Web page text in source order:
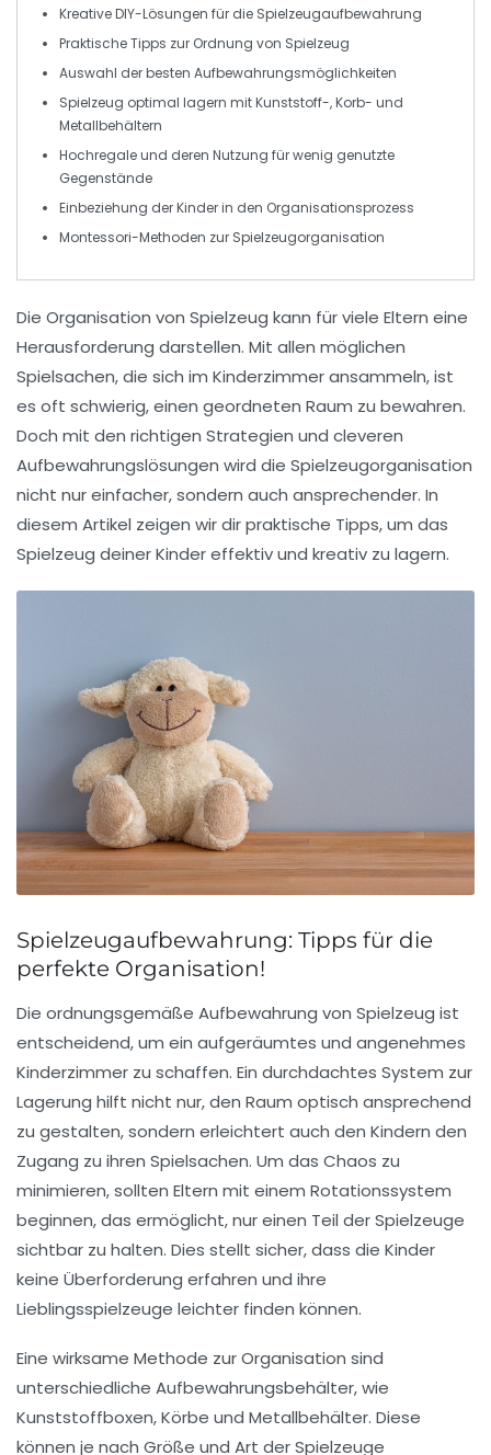
KreativeDIY-Lösungen für die Spielzeugaufbewahrung
Praktische Tipps zur Ordnung von Spielzeug
Auswahl der besten Aufbewahrungsmöglichkeiten
Spielzeug optimal lagern mitKunststoff-, Korb- und
Metallbehältern
Hochregale und deren Nutzung fürwenig genutzte
Gegenstände
Einbeziehung der Kinder in den Organisationsprozess
Montessori-Methoden zur Spielzeugorganisation
Die Organisation von Spielzeug kann für viele Eltern eine
Herausforderung darstellen. Mit allen möglichen
Spielsachen, die sich im Kinderzimmer ansammeln, ist
es oft schwierig, einen geordneten Raum zu bewahren.
Doch mit den richtigen Strategien und cleveren
Aufbewahrungslösungen wird die Spielzeugorganisation
nicht nur einfacher, sondern auch ansprechender. In
diesem Artikel zeigen wir dir praktische Tipps, um das
Spielzeug deiner Kinder effektiv und kreativ zu lagern.
Spielzeugaufbewahrung: Tipps für die
perfekte Organisation!
Die ordnungsgemäße Aufbewahrung von Spielzeug ist
entscheidend, um ein aufgeräumtes und angenehmes
Kinderzimmer zu schaffen. Ein durchdachtes System zur
Lagerung hilft nicht nur, den Raum optisch ansprechend
zu gestalten, sondern erleichtert auch den Kindern den
Zugang zu ihren Spielsachen. Um das Chaos zu
minimieren, sollten Eltern mit einem Rotationssystem
beginnen, das ermöglicht, nur einen Teil der Spielzeuge
sichtbar zu halten. Dies stellt sicher, dass die Kinder
keine Überforderung erfahren und ihre
Lieblingsspielzeuge leichter finden können.
Eine wirksame Methode zur Organisation sind
unterschiedliche Aufbewahrungsbehälter, wie
Kunststoffboxen, Körbe und Metallbehälter. Diese
können je nach Größe und Art der Spielzeuge